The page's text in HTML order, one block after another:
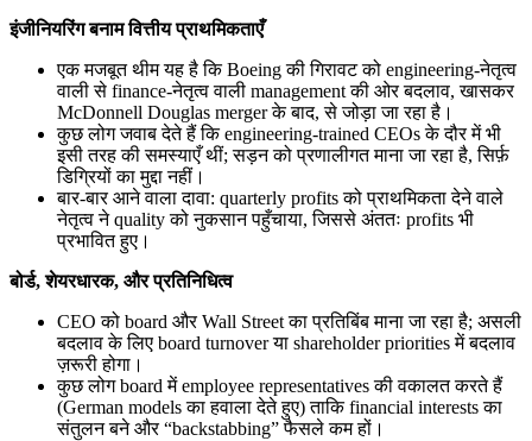
इंजीनियरिंग बनाम वित्तीय प्राथमिकताएँ
एक मजबूत थीम यह है कि Boeing की गिरावट को engineering-नेतृत्व
वाली से finance-नेतृत्व वाली management की ओर बदलाव, खासकर
McDonnell Douglas merger के बाद, से जोड़ा जा रहा है।
कुछ लोग जवाब देते हैं कि engineering-trained CEOs के दौर में भी
इसी तरह की समस्याएँ थीं; सड़न को प्रणालीगत माना जा रहा है, सिर्फ़
डिग्रियों का मुद्दा नहीं।
बार-बार आने वाला दावा: quarterly profits को प्राथमिकता देने वाले
नेतृत्व ने quality को नुकसान पहुँचाया, जिससे अंततः profits भी
प्रभावित हुए।
बोर्ड, शेयरधारक, और प्रतिनिधित्व
CEO को board और Wall Street का प्रतिबिंब माना जा रहा है; असली
बदलाव के लिए board turnover या shareholder priorities में बदलाव
ज़रूरी होगा।
कुछ लोग board में employee representatives की वकालत करते हैं
(German models का हवाला देते हुए) ताकि financial interests का
संतुलन बने और “backstabbing” फैसले कम हों।